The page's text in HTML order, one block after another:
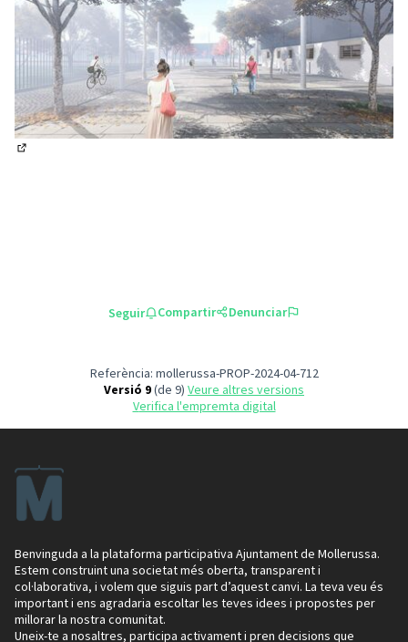
Seguir Compartir Denunciar
Referència: mollerussa-PROP-2024-04-712
Versió 9(de 9)
veure altres versions
Verifica l'empremta digital
Benvinguda a la plataforma participativa Ajuntament de Mollerussa.
Estem construint una societat més oberta, transparent i
col·laborativa, i volem que siguis part d’aquest canvi. La teva veu és
important i ens agradaria escoltar les teves idees i propostes per
millorar la nostra comunitat.
Uneix-te a nosaltres, participa activament i pren decisions que